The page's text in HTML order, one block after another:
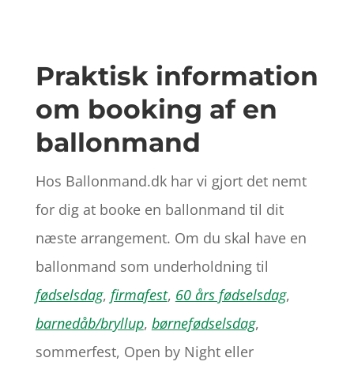
Praktisk information
om booking af en
ballonmand
Hos Ballonmand.dk har vi gjort det nemt
for dig at booke en ballonmand til dit
næste arrangement. Om du skal have en
ballonmand som underholdning til
fødselsdag, firmafest, 60 års fødselsdag,
barnedåb/bryllup, børnefødselsdag,
sommerfest, Open by Night eller